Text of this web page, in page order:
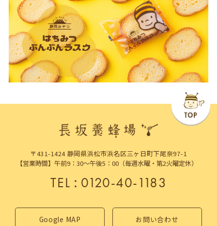
〒431-1424 静岡県浜松市浜名区三ヶ日町下尾奈97-1
【営業時間】午前9：30～午後5：00（毎週水曜・第2火曜定休）
TEL：0120-40-1183
Google MAP お問い合わせ